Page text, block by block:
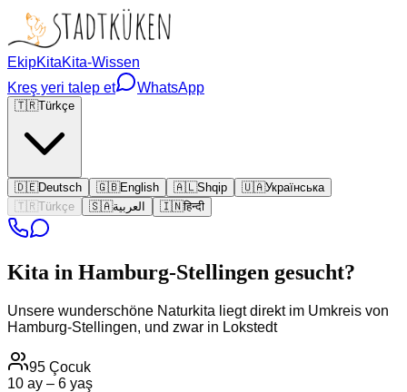
EkipKitaKita-Wissen
Kreş yeri talep et
WhatsApp
🇹🇷Türkçe
🇩🇪Deutsch 🇬🇧English 🇦🇱Shqip 🇺🇦Українська
🇹🇷 Türkçe 🇸🇦العربية 🇮🇳हिन्दी
Kita in Hamburg-Stellingen gesucht?
Unsere wunderschöne Naturkita liegt direkt im Umkreis von
Hamburg-Stellingen, und zwar in Lokstedt
95 Çocuk
10 ay – 6 yaş